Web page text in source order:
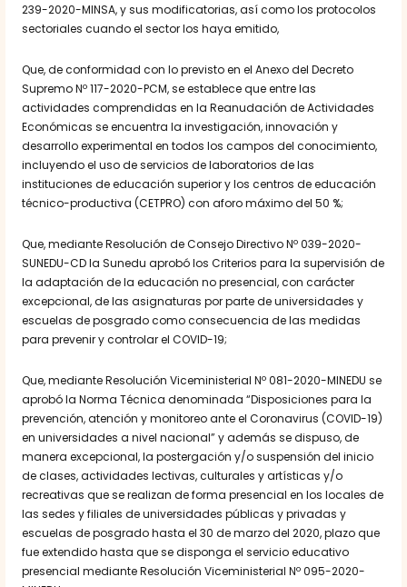
239-2020-MINSA, y sus modificatorias, así como los protocolos
sectoriales cuando el sector los haya emitido,
Que, de conformidad con lo previsto en el Anexo del Decreto
Supremo Nº 117-2020-PCM, se establece que entre las
actividades comprendidas en la Reanudación de Actividades
Económicas se encuentra la investigación, innovación y
desarrollo experimental en todos los campos del conocimiento,
incluyendo el uso de servicios de laboratorios de las
instituciones de educación superior y los centros de educación
técnico-productiva (CETPRO) con aforo máximo del 50 %;
Que, mediante Resolución de Consejo Directivo Nº 039-2020-
SUNEDU-CD la Sunedu aprobó los Criterios para la supervisión de
la adaptación de la educación no presencial, con carácter
excepcional, de las asignaturas por parte de universidades y
escuelas de posgrado como consecuencia de las medidas
para prevenir y controlar el COVID-19;
Que, mediante Resolución Viceministerial Nº 081-2020-MINEDU se
aprobó la Norma Técnica denominada “Disposiciones para la
prevención, atención y monitoreo ante el Coronavirus (COVID-19)
en universidades a nivel nacional” y además se dispuso, de
manera excepcional, la postergación y/o suspensión del inicio
de clases, actividades lectivas, culturales y artísticas y/o
recreativas que se realizan de forma presencial en los locales de
las sedes y filiales de universidades públicas y privadas y
escuelas de posgrado hasta el 30 de marzo del 2020, plazo que
fue extendido hasta que se disponga el servicio educativo
presencial mediante Resolución Viceministerial Nº 095-2020-